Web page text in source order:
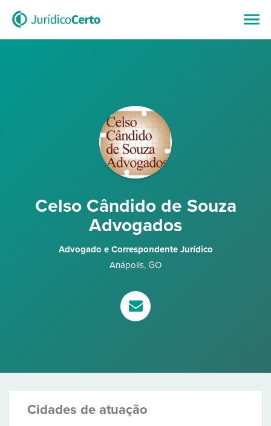
Celso Cândido de Souza
Advogados
Advogado e Correspondente Jurídico
Anápolis, GO
Cidades de atuação